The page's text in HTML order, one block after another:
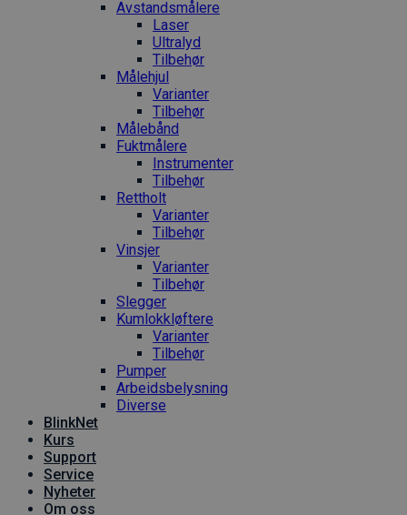
Avstandsmålere
Laser
Ultralyd
Tilbehør
Målehjul
Varianter
Tilbehør
Målebånd
Fuktmålere
Instrumenter
Tilbehør
Rettholt
Varianter
Tilbehør
Vinsjer
Varianter
Tilbehør
Slegger
Kumlokkløftere
Varianter
Tilbehør
Pumper
Arbeidsbelysning
Diverse
BlinkNet
Kurs
Support
Service
Nyheter
Om oss